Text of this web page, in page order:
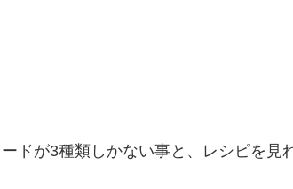
ドが3種類しかない事と、レシピを